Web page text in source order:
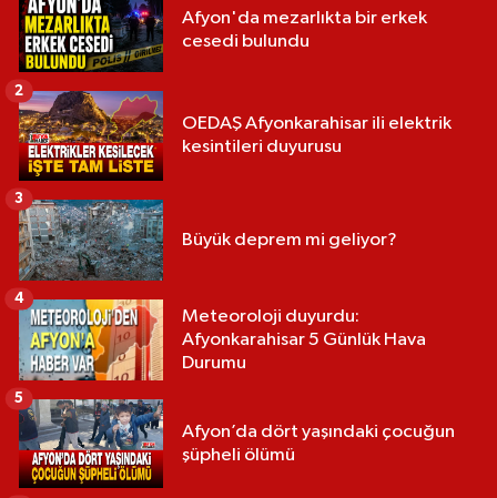
Afyon'da mezarlıkta bir erkek
cesedi bulundu
OEDAŞ Afyonkarahisar ili elektrik
kesintileri duyurusu
2
Büyük deprem mi geliyor?
3
Meteoroloji duyurdu:
Afyonkarahisar 5 Günlük Hava
Durumu
4
Afyon’da dört yaşındaki çocuğun
şüpheli ölümü
5